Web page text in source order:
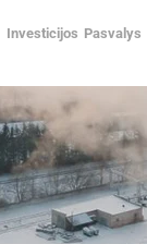
Investicijos Pasvalys